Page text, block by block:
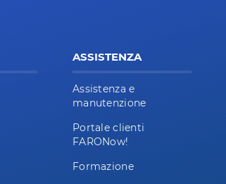
ASSISTENZA
Assistenza e
manutenzione
Portale clienti
FARONow!
Formazione